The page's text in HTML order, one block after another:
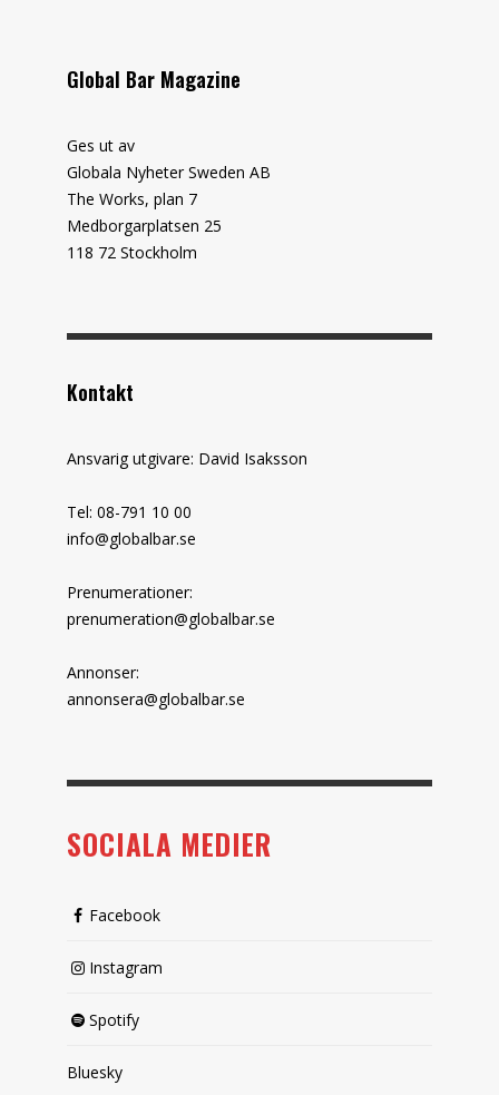
Global Bar Magazine
Ges ut av
Globala Nyheter Sweden AB
The Works, plan 7
Medborgarplatsen 25
118 72 Stockholm
Kontakt
Ansvarig utgivare: David Isaksson
Tel: 08-791 10 00
info@globalbar.se
Prenumerationer:
prenumeration@globalbar.se
Annonser:
annonsera@globalbar.se
SOCIALA MEDIER
Facebook
Instagram
Spotify
Bluesky